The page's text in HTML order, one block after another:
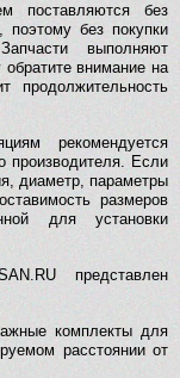
поставляются без
поэтому без покупки
выполняют
внимание на
продолжительность
рекомендуется
производителя. Если
диаметр, параметры
размеров
для установки
представлен
комплекты для
расстоянии от